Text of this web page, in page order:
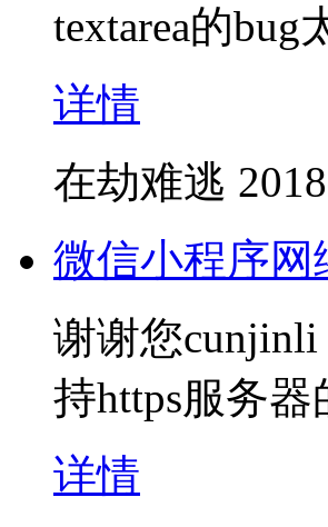
textarea的
详情
在劫难逃
微信小程序网
谢谢您cunjinli
持https服务
详情